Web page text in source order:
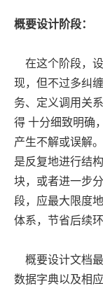
概要设计阶段：
在这个阶段，
现，但不过多纠
务、定义调用关
得 十分细致明确
产生不解或误解
是反复地进行结
块，或者进一步
段，应最大限度
体系，节省后续
概要设计文档最
数据字典以及相